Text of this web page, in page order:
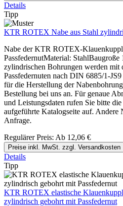
Details
Tipp
KTR ROTEX Nabe aus Stahl
Nabe der KTR ROTEX-
PassfedernutMaterial: StahlBaugroße
zylindrischen Bohrungen werden mit
Passfedernuten nach DIN 6885/1-
für die Herstellung der
Bestellung bei uns an. Für genaue
und Leistungsdaten rufen Sie bitte die
aufgeführte Katalogseite auf. Andere
Anfrage.
Regulärer Preis: Ab 12,06 €
Preise inkl. MwSt. zzgl. Versandkosten
Details
Tipp
KTR ROTEX elastische
zylindrisch gebohrt mit Passfedernut